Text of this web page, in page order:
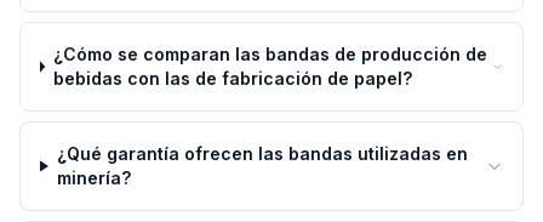
¿Cómo se comparan las bandas de producción de
bebidas con las de fabricación de papel?
¿Qué garantía ofrecen las bandas utilizadas en
minería?